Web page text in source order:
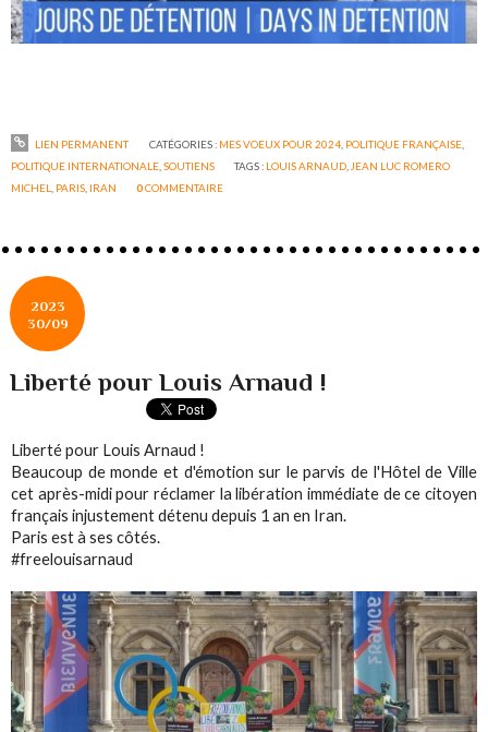
LIEN PERMANENT CATÉGORIES : MES VOEUX POUR 2024, POLITIQUE FRANÇAISE,
POLITIQUE INTERNATIONALE ,SOUTIENS TAGS : LOUIS ARNAUD JEAN LUC ROMERO
MICHEL
PARIS IRAN 0COMMENTAIRE
2023
30/09
Liberté pour Louis Arnaud !
Liberté pour Louis Arnaud !
Beaucoup de monde et d'émotion sur le parvis de l'Hôtel de Ville
cet après-midi pour réclamer la libération immédiate de ce citoyen
français injustement détenu depuis 1 an en Iran.
Paris est à ses côtés.
#freelouisarnaud